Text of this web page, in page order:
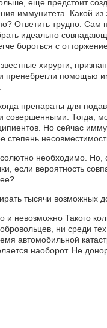
еще предстоит
иммунитета. Какой
Ответить трудно.
идеально
бороться с
хирурги,
пренебрегли помощью
препараты для
совершенными. Тогда,
Но сейчас
степень
необходимо. Но,
если вероятность
тысячи возможных
и невозможно Такого
ни среди
автомобильной
наоборот. Не